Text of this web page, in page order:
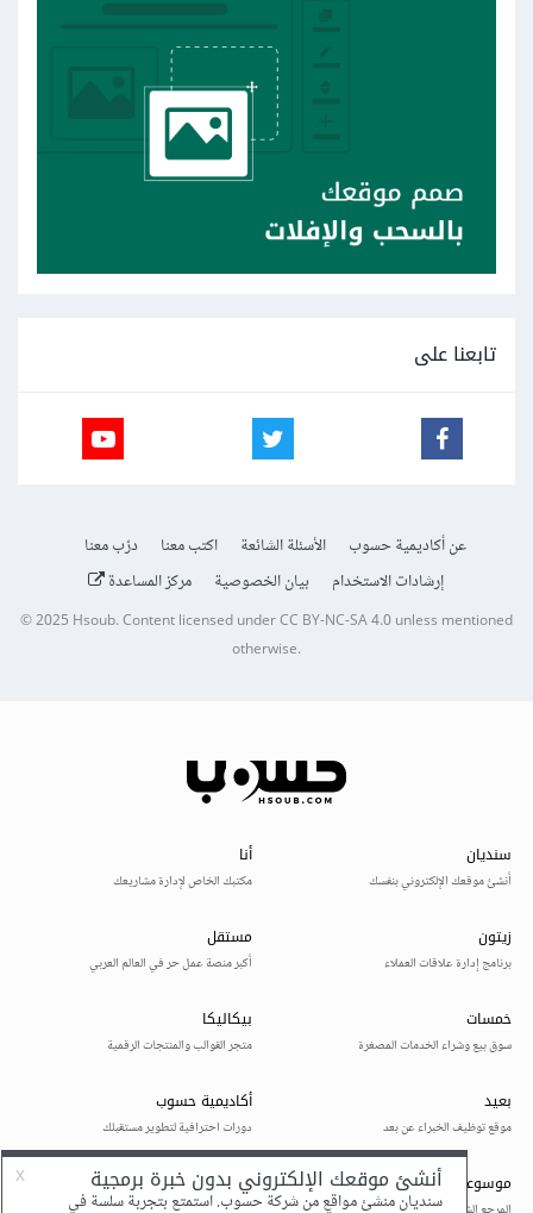
تابعنا على
عن أكاديمية حسوب الأسئلة الشائعة اكتب معنا
درّب معنا
إرشادات الاستخدام
بيان الخصوصية مركز المساعدة
© 2025Hsoub.Content licensed underCC BY-NC-SA 4.0unless mentioned
otherwise.